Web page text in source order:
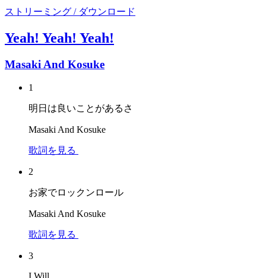
ストリーミング / ダウンロード
Yeah! Yeah! Yeah!
Masaki And Kosuke
1
明日は良いことがあるさ
Masaki And Kosuke
歌詞を見る
2
お家でロックンロール
Masaki And Kosuke
歌詞を見る
3
I Will